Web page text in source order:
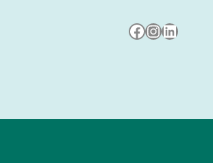
Besuche uns auf Facebook
Besuche uns auf Instagram
LinkedIn